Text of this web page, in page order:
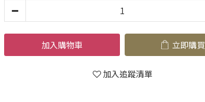
加入購物車 立即購買
加入追蹤清單